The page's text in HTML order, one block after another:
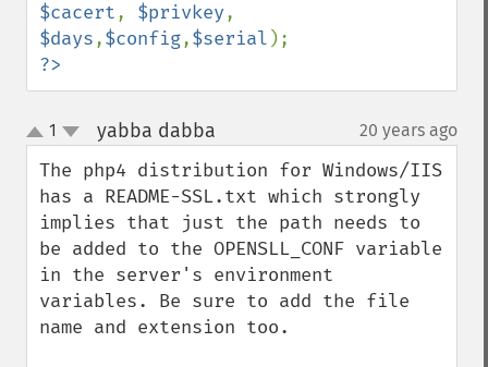
$cacert, $privkey
$days,$config,$serial
?>
up
down
1 yabba dabba 20 years ago
The php4 distribution for Windows/IIS
has a README-SSL.txt which strongly
implies that just the path needs to
be added to the OPENSLL_CONF variable
in the server's environment
variables. Be sure to add the file
name and extension too.